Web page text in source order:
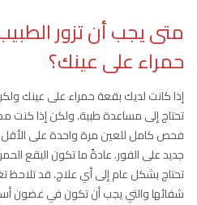
متى يجب أن تزور
حمراء على عينك؟
إذا كانت لديك بقعة حمراء على عينك
تحتاج إلى مساعدة طبية. ولكن إذا كنت
فحص كامل للعين مرة واحدة على
جديد على الفور. عادةً ما تكون البقع
تحتاج بشكل عام إلى أي علاج. قد تلاحظ
شفائها والتي يجب أن تكون في غضون